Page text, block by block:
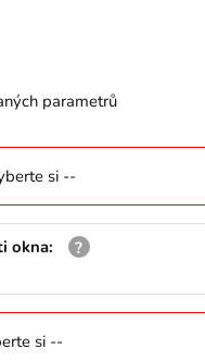
parametrů
si --
okna:
si --